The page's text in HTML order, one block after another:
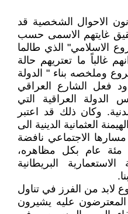
الاحوال الشخصية قد
غايتهم الاسمى حسب
الاسلامي" الذي طالما
غالباً ما تعتريهم حالة
وملخصه بناء " الدولة
فعل الشارع العراقي
الدولة العراقية التي
وكان ذلك قد اعتبر
العثمانية الدينية الى
الاجتماعي نافضة
مئة عام بكل مظاهره،
البريطانية
لابد من الفرز في تناول
عليه يشيرون